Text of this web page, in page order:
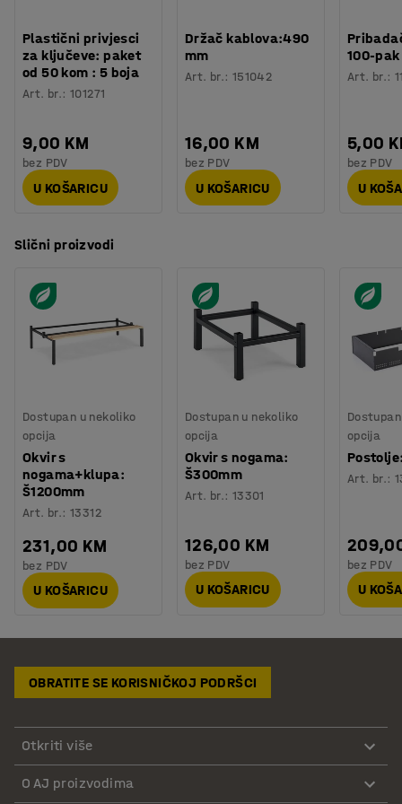
Plastični privjesci
za ključeve: paket
od 50 kom : 5 boja
Art. br.:101271
9,00 KM
bez PDV
U KOŠARICU
Držač kablova:490
mm
Art. br.: 151042
16,00 KM
bez PDV
U KOŠARICU
100-pak
Art. br.:
5,00
bez PDV
U
Slični proizvodi
Dostupan u nekoliko
opcija
Okvir s
nogama+klupa:
Š1200mm
Art. br.:13312
231,00 KM
bez PDV
U KOŠARICU
Dostupan u nekoliko
opcija
Okvir s nogama:
Š300mm
Art. br.: 13301
126,00 KM
bez PDV
U KOŠARICU
opcija
Art. br.:
bez PDV
U
OBRATITE SE KORISNIČKOJ PODRŠCI
Otkriti više
O AJ proizvodima